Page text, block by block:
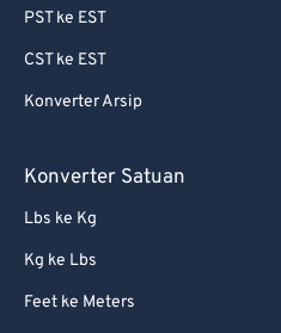
PST ke EST
CST ke EST
Konverter Arsip
Konverter Satuan
Lbs ke Kg
Kg ke Lbs
Feet ke Meters